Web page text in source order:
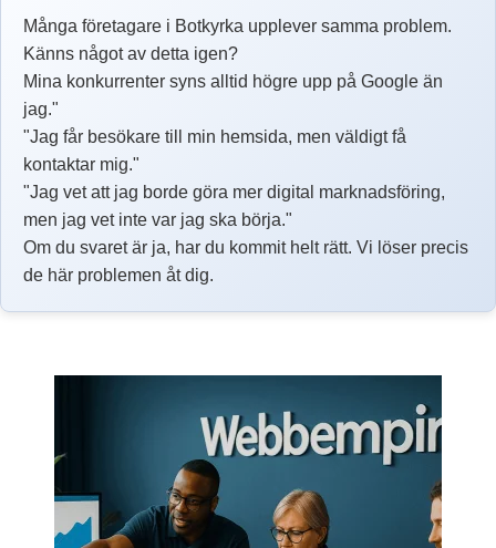
Många företagare i Botkyrka upplever samma problem.
Känns något av detta igen?
Mina konkurrenter syns alltid högre upp på Google än
jag."
"Jag får besökare till min hemsida, men väldigt få
kontaktar mig."
"Jag vet att jag borde göra mer digital marknadsföring,
men jag vet inte var jag ska börja."
Om du svaret är ja, har du kommit helt rätt. Vi löser precis
de här problemen åt dig.